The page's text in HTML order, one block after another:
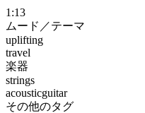
1:13
ムード／テーマ
uplifting
travel
楽器
strings
acousticguitar
その他のタグ